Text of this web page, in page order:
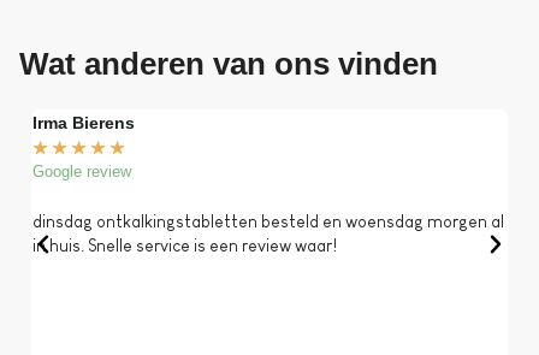
Wat anderen van ons vinden
Irma Bierens
★ ★ ★ ★ ★
Google review
dinsdag ontkalkingstabletten besteld en woensdag morgen al
in huis. Snelle service is een review waar!